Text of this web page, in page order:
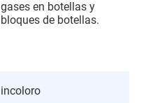
gases en botellas y
bloques de botellas.
incoloro